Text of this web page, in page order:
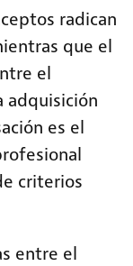
radican
que el
el
adquisición
es el
criterios
entre el